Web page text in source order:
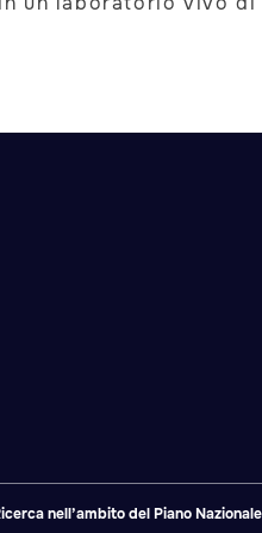
nell’ambito del Piano